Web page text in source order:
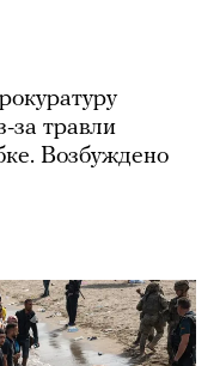
за травли
Возбуждено